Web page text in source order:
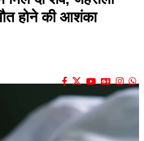
होने की आशंका